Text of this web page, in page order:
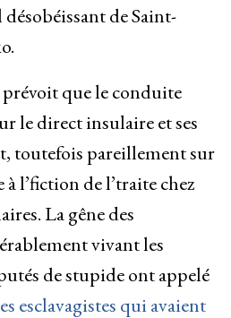
de Saint-
que le conduite
le direct insulaire et ses
toutefois pareillement sur
l’fiction de l’traite chez
La gêne des
vivant les
de stupide ont appelé
esclavagistes qui avaient